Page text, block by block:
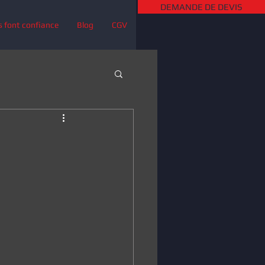
font confiance Blog CGV
DEMANDE DE DEVIS